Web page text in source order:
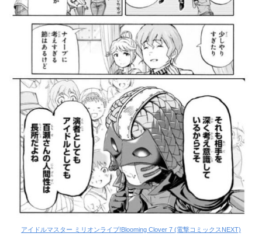
アイドルマスター ミリオンライブ!Blooming Clover 7 (電撃コミックスNEXT)